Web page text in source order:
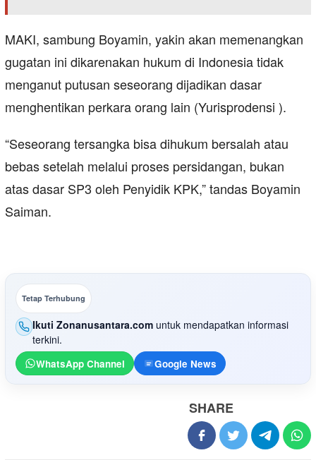
MAKI, sambung Boyamin, yakin akan memenangkan
gugatan ini dikarenakan hukum di Indonesia tidak
menganut putusan seseorang dijadikan dasar
menghentikan perkara orang lain (Yurisprodensi ).
“Seseorang tersangka bisa dihukum bersalah atau
bebas setelah melalui proses persidangan, bukan
atas dasar SP3 oleh Penyidik KPK,” tandas Boyamin
Saiman.
Tetap Terhubung
Ikuti Zonanusantara.com untuk mendapatkan informasi
terkini.
WhatsApp Channel Google News
SHARE